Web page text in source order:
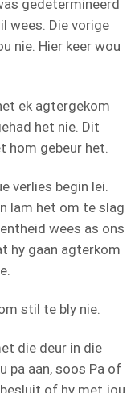
gedetermineerd
wees. Die vorige
nie. Hier keer wou
ek agtergekom
het nie. Dit
hom gebeur het.
verlies begin lei.
lam het om te slag
wees as ons
hy gaan agterkom
stil te bly nie.
die deur in die
pa aan, soos Pa of
of hy met jou